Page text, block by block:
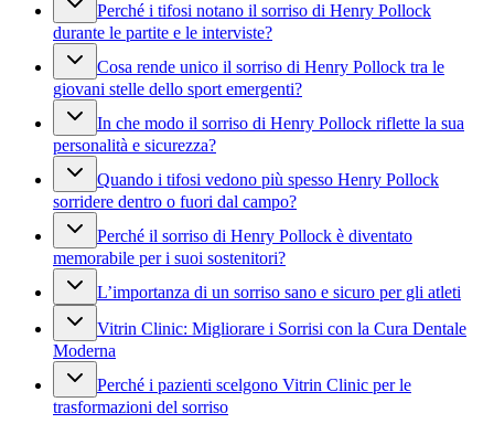
Perché i tifosi notano il sorriso di Henry Pollock
durante le partite e le interviste?
Cosa rende unico il sorriso di Henry Pollock tra le
giovani stelle dello sport emergenti?
In che modo il sorriso di Henry Pollock riflette la sua
personalità e sicurezza?
Quando i tifosi vedono più spesso Henry Pollock
sorridere dentro o fuori dal campo?
Perché il sorriso di Henry Pollock è diventato
memorabile per i suoi sostenitori?
L’importanza di un sorriso sano e sicuro per gli atleti
Vitrin Clinic: Migliorare i Sorrisi con la Cura Dentale
Moderna
Perché i pazienti scelgono Vitrin Clinic per le
trasformazioni del sorriso